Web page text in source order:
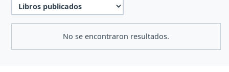
No se encontraron resultados.